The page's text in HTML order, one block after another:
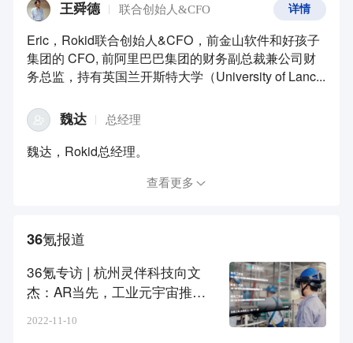
王舜德 联合创始人&CFO
Eric，Rokid联合创始人&CFO，前金山软件和好孩子
集团的 CFO, 前阿里巴巴集团的财务副总裁兼公司财
务总监，持有英国兰开斯特大学（University of Lanc...
详情
魏达 总经理
魏达，Rokid总经理。
查看更多
36氪报道
36氪专访 | 杭州灵伴科技向文
杰：AR当先，工业元宇宙推动
2022-11-10